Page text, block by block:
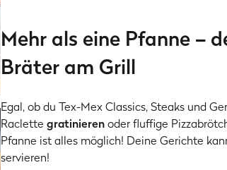
Mehr als eine Pfanne –
Bräter am Grill
Egal, ob du Tex-Mex Classics, Steaks und
Raclette gratinierenoder fluffige
Pfanne ist alles möglich! Deine Gerichte
servieren!